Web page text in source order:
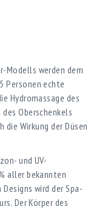
Modells werden dem
Personen echte
Hydromassage des
Oberschenkels
Wirkung der Düsen
und UV-
aller bekannten
wird der Spa-
Der Körper des